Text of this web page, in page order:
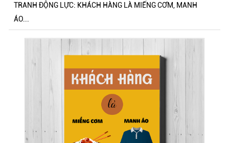
TRANH ĐỘNG LỰC: KHÁCH HÀNG LÀ MIẾNG CƠM, MANH
ÁO...